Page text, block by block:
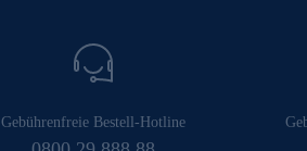
Gebührenfreie Bestell-Hotline